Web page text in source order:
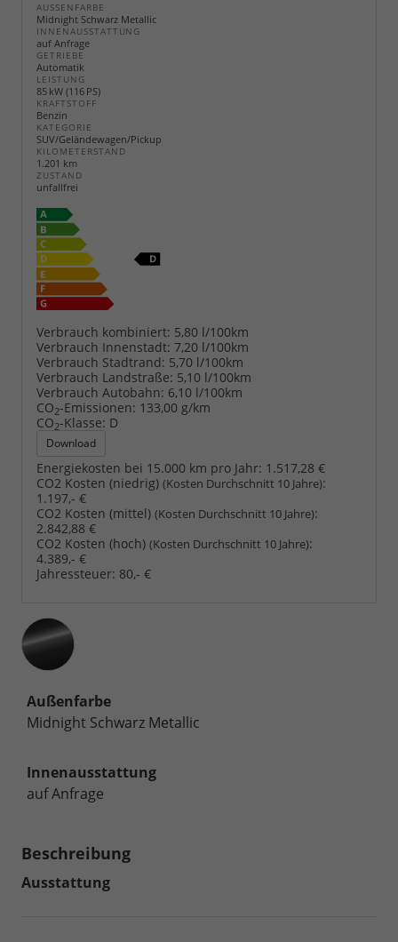
AUSSENFARBE
Midnight Schwarz Metallic
INNENAUSSTATTUNG
auf Anfrage
GETRIEBE
Automatik
LEISTUNG
85 kW (116 PS)
KRAFTSTOFF
Benzin
KATEGORIE
SUV/Geländewagen/Pickup
KILOMETERSTAND
1.201 km
ZUSTAND
unfallfrei
Verbrauch kombiniert: 5,80 l/100km
Verbrauch Innenstadt: 7,20 l/100km
Verbrauch Stadtrand: 5,70 l/100km
Verbrauch Landstraße: 5,10 l/100km
Verbrauch Autobahn: 6,10 l/100km
CO2-Emissionen: 133,00 g/km
CO2-Klasse: D
Download
Energiekosten bei 15.000 km pro Jahr: 1.517,28 €
CO2 Kosten (niedrig) (Kosten Durchschnitt 10 Jahre):
1.197,- €
CO2 Kosten (mittel) (Kosten Durchschnitt 10 Jahre):
2.842,88 €
CO2 Kosten (hoch) (Kosten Durchschnitt 10 Jahre):
4.389,- €
Jahressteuer: 80,- €
Außenfarbe
Midnight Schwarz Metallic
Innenausstattung
auf Anfrage
Beschreibung
Ausstattung